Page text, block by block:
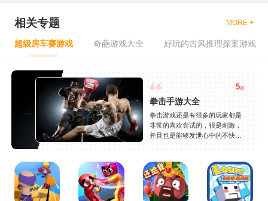
相关专题 MORE +
超级房车赛游戏 奇葩游戏大全 好玩的古风推理探案游戏
5款
拳击手游大全
拳击游戏还是有很多的玩家都是
非常的喜欢尝试的，很是刺激，
并且也是能够发泄心中的不快
是一些格斗的游戏，其实是非常
的有趣，也是相当的刺激的，游
戏中是有一些不同的场景都是能
够去进行体验的，我们也是能够